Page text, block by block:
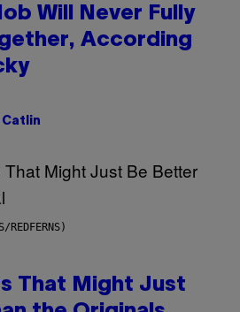
Will Never Fully
According
Catlin
REDFERNS)
That Might Just